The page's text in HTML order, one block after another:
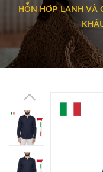
HỖN HỢP LANH VÀ